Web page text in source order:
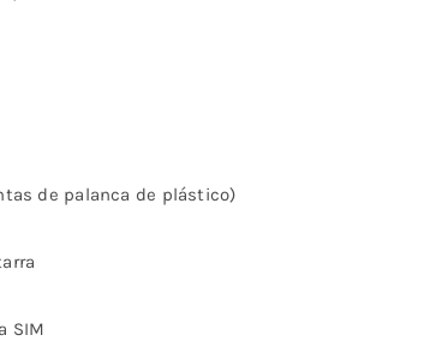
de palanca de plástico)
SIM